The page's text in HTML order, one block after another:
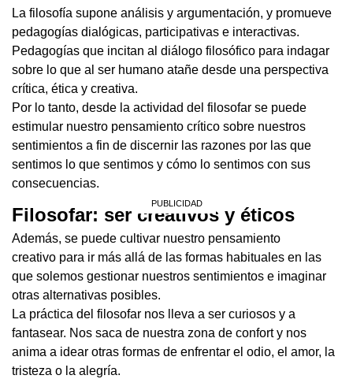
La filosofía supone análisis y argumentación, y promueve
pedagogías dialógicas, participativas e interactivas.
Pedagogías que incitan al diálogo filosófico para indagar
sobre lo que al ser humano atañe desde una perspectiva
crítica, ética y creativa.
Por lo tanto, desde la actividad del filosofar se puede
estimular nuestro pensamiento crítico sobre nuestros
sentimientos a fin de discernir las razones por las que
sentimos lo que sentimos y cómo lo sentimos con sus
consecuencias.
Filosofar: ser creativos y éticos
Además, se puede cultivar nuestro pensamiento
creativo para ir más allá de las formas habituales en las
que solemos gestionar nuestros sentimientos e imaginar
otras alternativas posibles.
La práctica del filosofar nos lleva a ser curiosos y a
fantasear. Nos saca de nuestra zona de confort y nos
anima a idear otras formas de enfrentar el odio, el amor, la
tristeza o la alegría.